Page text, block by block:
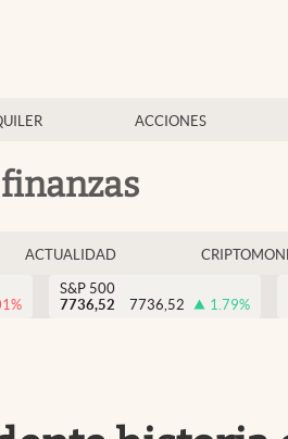
ACCIONES
ACTUALIDAD
%
S&P 500
7736,52
7736,52 1.79%